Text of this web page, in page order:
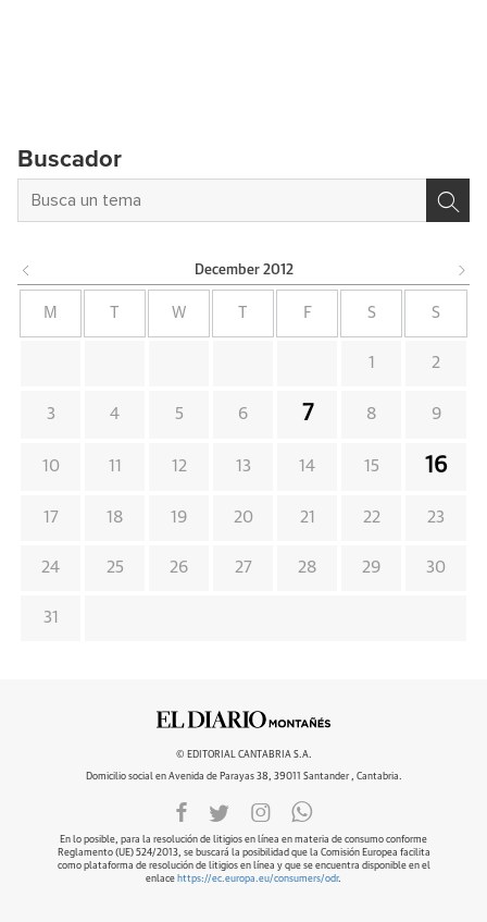
Buscador
December 2012
M W F S S
1 2
3 4 5 6 7 8 9
10 11 12 13 14 15 16
17 18 19 20 21 22 23
24 25 26 27 28 29 30
31
© EDITORIAL CANTABRIA S.A.
Domicilio social en Avenida de Parayas 38, 39011 Santander , Cantabria.
En lo posible, para la resolución de litigios en línea en materia de consumo conforme
Reglamento (UE) 524/2013, se buscará la posibilidad que la Comisión Europea facilita
como plataforma de resolución de litigios en línea y que se encuentra disponible en el
enlace https://ec.europa.eu/consumers/odr.